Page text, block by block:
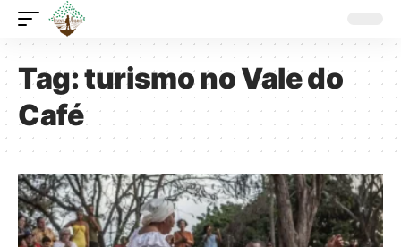
Tag:turismo no Vale do
Café